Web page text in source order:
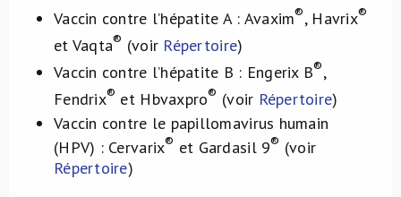
Vaccin contre l’hépatite A : Avaxim®, Havrix®
et Vaqta® (voir Répertoire)
Vaccin contre l’hépatite B : Engerix B®,
Fendrix® et Hbvaxpro® (voir Répertoire)
Vaccin contre le papillomavirus humain
(HPV) : Cervarix® et Gardasil 9® (voir
Répertoire)